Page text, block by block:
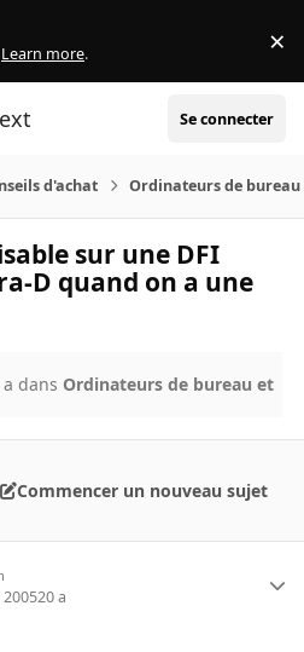
Learn more. ×
Se connecter
d'achat Ordinateurs de bureau
sur une DFI
D quand on a une
dans Ordinateurs de bureau et
Commencer un nouveau sujet
20 a